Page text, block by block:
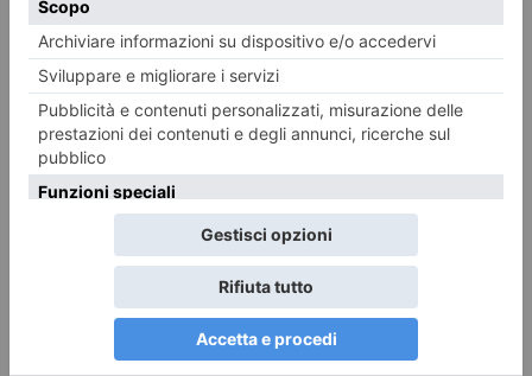
LASCIA UN COMMENTO